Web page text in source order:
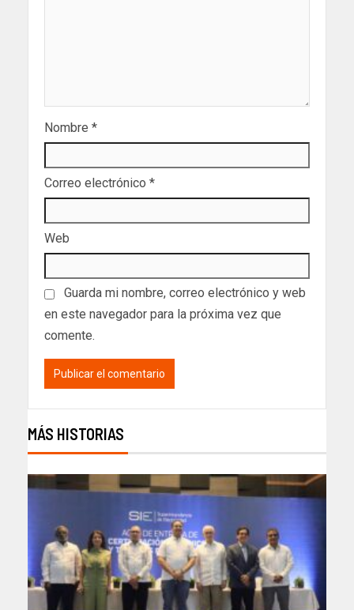
Nombre *
Correo electrónico *
Web
Guarda mi nombre, correo electrónico y web
en este navegador para la próxima vez que
comente.
MÁS HISTORIAS